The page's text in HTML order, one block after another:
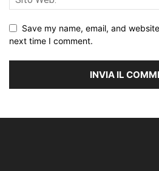
Save my name, email, and
next time I comment.